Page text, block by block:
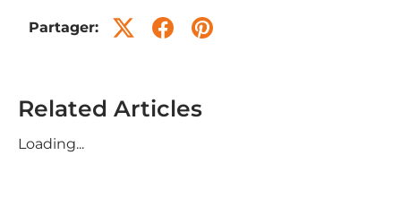
Partager:
Related Articles
Loading...